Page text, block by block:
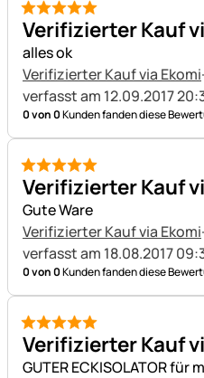
5 von 5
Verifizierter Kauf
alles ok
Verifizierter Kauf via Ekomi
verfasst am 12.09.2017
0 von 0Kunden fanden diese
5 von 5
Verifizierter Kauf
Gute Ware
Verifizierter Kauf via Ekomi
verfasst am 18.08.2017
0 von 0Kunden fanden diese
5 von 5
Verifizierter Kauf
GUTER ECKISOLATOR für